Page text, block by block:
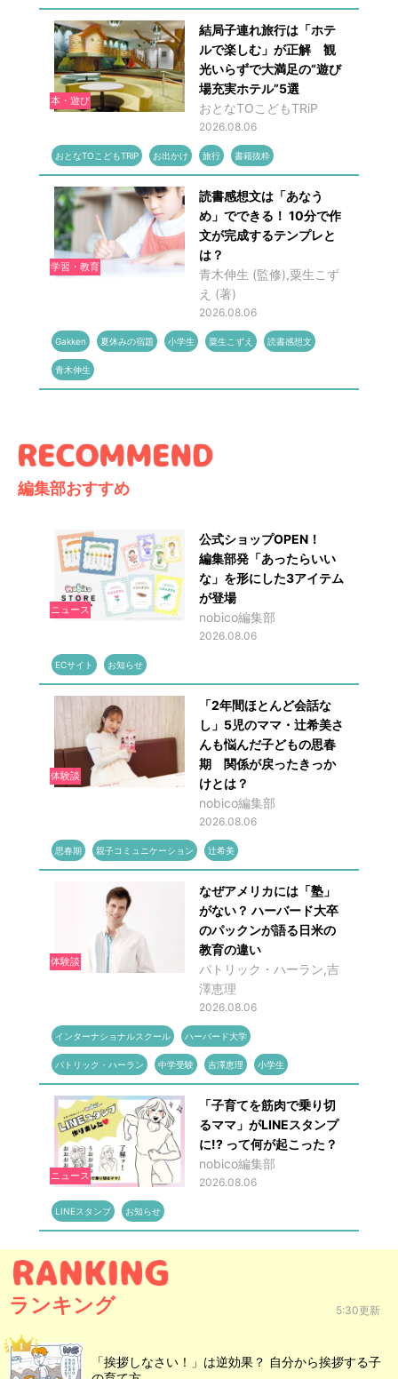
本・遊び
結局子連れ旅行は「ホテ
ルで楽しむ」が正解 観
光いらずで大満足の“遊び
場充実ホテル”5選
おとなTOこどもTRiP
2026.08.06
おとなTOこどもTRiP お出かけ 旅行 書籍抜粋
学習・教育
読書感想文は「あなう
め」でできる！ 10分で作
文が完成するテンプレと
は？
青木伸生 (監修),粟生こず
え (著)
2026.08.06
Gakken 夏休みの宿題 小学生 粟生こずえ 読書感想文
青木伸生
編集部おすすめ
ニュース
公式ショップOPEN！
編集部発「あったらいい
な」を形にした3アイテム
が登場
nobico編集部
2026.08.06
ECサイト お知らせ
体験談
「2年間ほとんど会話な
し」5児のママ・辻希美さ
んも悩んだ子どもの思春
期 関係が戻ったきっか
けとは？
nobico編集部
2026.08.06
思春期 親子コミュニケーション 辻希美
体験談
なぜアメリカには「塾」
がない？ ハーバード大卒
のパックンが語る日米の
教育の違い
パトリック・ハーラン,吉
澤恵理
2026.08.06
インターナショナルスクール ハーバード大学
パトリック・ハーラン 中学受験 吉澤恵理 小学生
ニュース
「子育てを筋肉で乗り切
るママ」がLINEスタンプ
に!? って何が起こった？
nobico編集部
2026.08.06
LINEスタンプ お知らせ
ランキング 5:30更新
「挨拶しなさい！」は逆効果？ 自分から挨拶する子